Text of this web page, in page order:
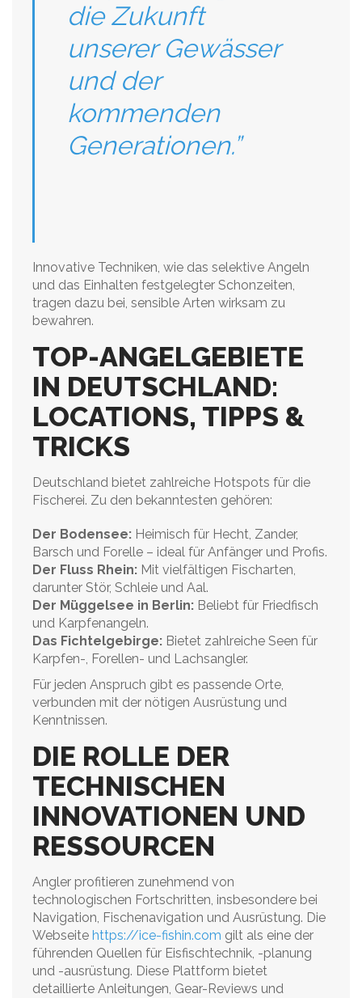
die Zukunft
unserer Gewässer
und der
kommenden
Generationen.”
Innovative Techniken, wie das selektive Angeln
und das Einhalten festgelegter Schonzeiten,
tragen dazu bei, sensible Arten wirksam zu
bewahren.
TOP-ANGELGEBIETE
IN DEUTSCHLAND:
LOCATIONS, TIPPS &
TRICKS
Deutschland bietet zahlreiche Hotspots für die
Fischerei. Zu den bekanntesten gehören:
Der Bodensee: Heimisch für Hecht, Zander,
Barsch und Forelle – ideal für Anfänger und Profis.
Der Fluss Rhein: Mit vielfältigen Fischarten,
darunter Stör, Schleie und Aal.
Der Müggelsee in Berlin: Beliebt für Friedfisch
und Karpfenangeln.
Das Fichtelgebirge: Bietet zahlreiche Seen für
Karpfen-, Forellen- und Lachsangler.
Für jeden Anspruch gibt es passende Orte,
verbunden mit der nötigen Ausrüstung und
Kenntnissen.
DIE ROLLE DER
TECHNISCHEN
INNOVATIONEN UND
RESSOURCEN
Angler profitieren zunehmend von
technologischen Fortschritten, insbesondere bei
Navigation, Fischenavigation und Ausrüstung. Die
Webseite https://ice-fishin.com gilt als eine der
führenden Quellen für Eisfischtechnik, -planung
und -ausrüstung. Diese Plattform bietet
detaillierte Anleitungen, Gear-Reviews und